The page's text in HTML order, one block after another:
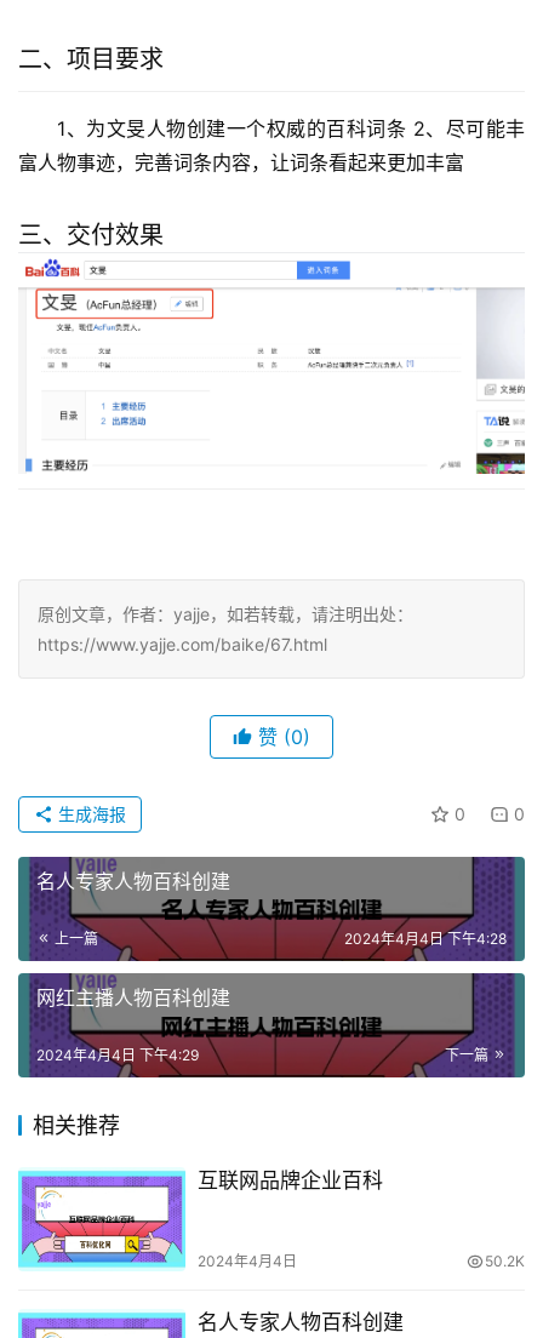
二、项目要求
1、为文旻人物创建一个权威的百科词条 2、尽可能丰
富人物事迹，完善词条内容，让词条看起来更加丰富
三、交付效果
原创文章，作者：yajje，如若转载，请注明出处：
https://www.yajje.com/baike/67.html
赞 (0)
0 0
生成海报
名人专家人物百科创建
上一篇 2024年4月4日 下午4:28
网红主播人物百科创建
下一篇
2024年4月4日 下午4:29
相关推荐
互联网品牌企业百科
2024年4月4日 50.2K
名人专家人物百科创建